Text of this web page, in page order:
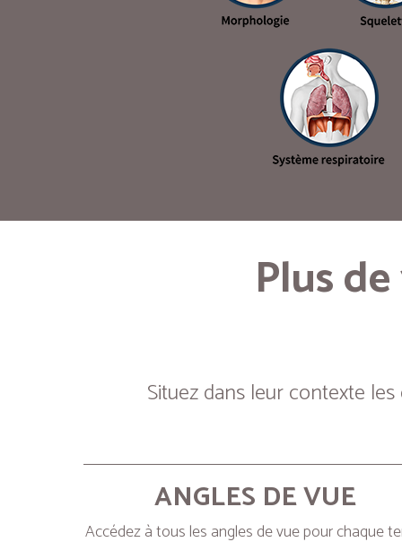
Plus
Situez dans leur contexte
ANGLES DE VUE
Accédez à tous les angles de vue pour chaque